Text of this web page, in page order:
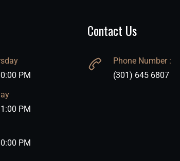
PM
PM
PM
Contact Us
Phone Number :
(301) 645 6807